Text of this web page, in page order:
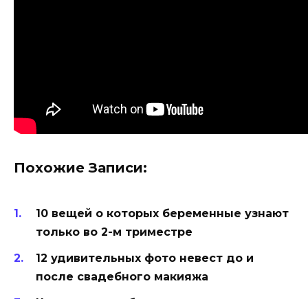
Похожие Записи:
10 вещей о которых беременные узнают
только во 2-м триместре
12 удивительных фото невест до и
после свадебного макияжа